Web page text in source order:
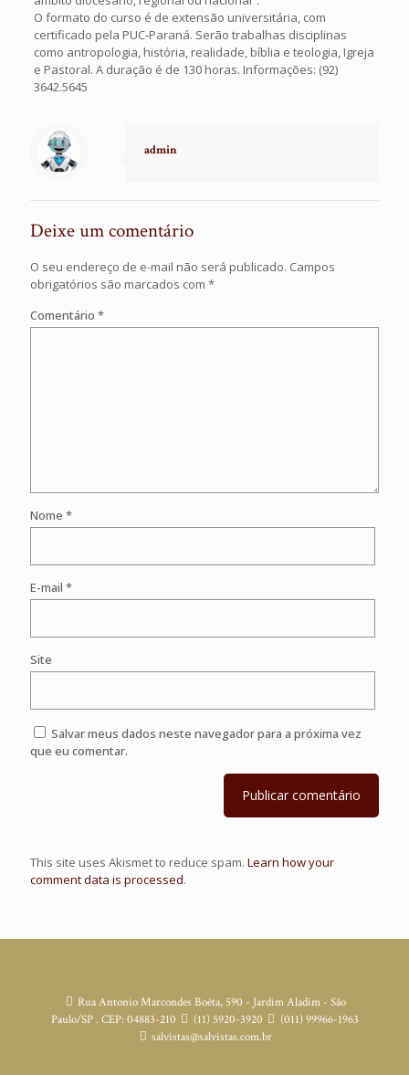
O formato do curso é de extensão universitária, com
certificado pela PUC-Paraná. Serão trabalhas disciplinas
como antropologia, história, realidade, bíblia e teologia, Igreja
e Pastoral. A duração é de 130 horas. Informações: (92)
3642.5645
admin
Deixe um comentário
O seu endereço de e-mail não será publicado. Campos
obrigatórios são marcados com *
Comentário *
Nome *
E-mail *
Site
Salvar meus dados neste navegador para a próxima vez
que eu comentar.
This site uses Akismet to reduce spam. Learn how your
comment data is processed.
Rua Antonio Marcondes Boêta, 590 - Jardim Aladim - São
Paulo/SP . CEP: 04883-210
(11) 5920-3920
(011) 99966-1963
salvistas@salvistas.com.br